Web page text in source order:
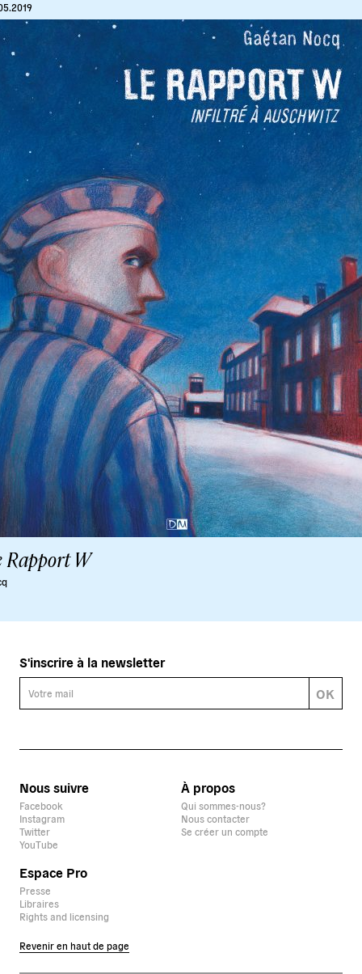
Rapport W
Nous suivre
Facebook
Instagram
Twitter
YouTube
À propos
Qui sommes-nous?
Nous contacter
Se créer un compte
Espace Pro
Presse
Libraires
Rights and licensing
Revenir en haut de page
S'inscrire à la newsletter
OK